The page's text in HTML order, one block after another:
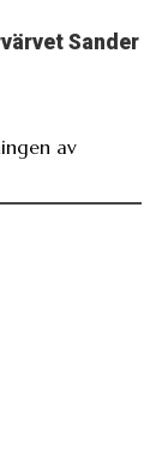
Sander
av